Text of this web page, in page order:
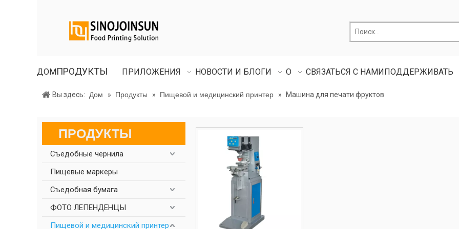
ДОМПРОДУКТЫ ПРИЛОЖЕНИЯ НОВОСТИ И БЛОГИ О СВЯЗАТЬСЯ С НАМИПОДДЕРЖИВАТЬ
Вы здесь: Дом » Продукты » Пищевой и медицинский принтер » Машина для печати фруктов
ПРОДУКТЫ
Съедобные чернила
Пищевые маркеры
Съедобная бумага
ФОТО ЛЕПЕНДЕНЦЫ
Пищевой и медицинский принтер